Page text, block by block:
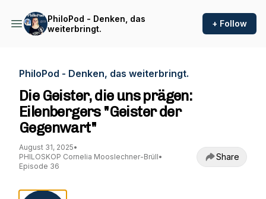
PhiloPod - Denken, das
weiterbringt.
+ Follow
PhiloPod - Denken, das weiterbringt.
Die Geister, die uns prägen:
Eilenbergers "Geister der
Gegenwart"
August 31, 2025•
PHILOSKOP Cornelia Mooslechner-Brüll•
Episode 36
Share